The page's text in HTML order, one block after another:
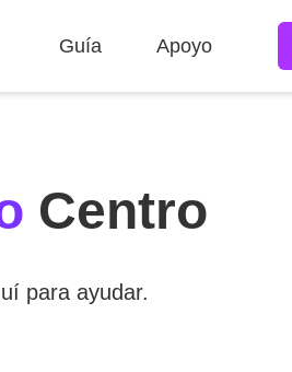
Guía Apoyo
Centro
para ayudar.